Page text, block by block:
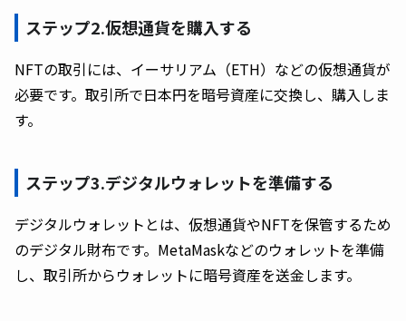
ステップ2.仮想通貨を購入する
NFTの取引には、イーサリアム（ETH）などの仮想通貨が
必要です。取引所で日本円を暗号資産に交換し、購入しま
す。
ステップ3.デジタルウォレットを準備する
デジタルウォレットとは、仮想通貨やNFTを保管するため
のデジタル財布です。MetaMaskなどのウォレットを準備
し、取引所からウォレットに暗号資産を送金します。